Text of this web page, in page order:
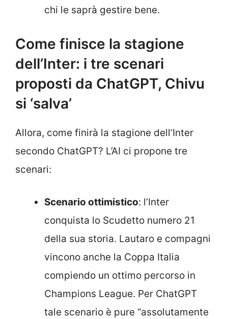
chi le saprà gestire bene.
Come finisce la stagione
dell’Inter: i tre scenari
proposti da ChatGPT, Chivu
si ‘salva’
Allora, come finirà la stagione dell’Inter
secondo ChatGPT? L’AI ci propone tre
scenari:
Scenario ottimistico: l’Inter
conquista lo Scudetto numero 21
della sua storia. Lautaro e compagni
vincono anche la Coppa Italia
compiendo un ottimo percorso in
Champions League. Per ChatGPT
tale scenario è pure “assolutamente